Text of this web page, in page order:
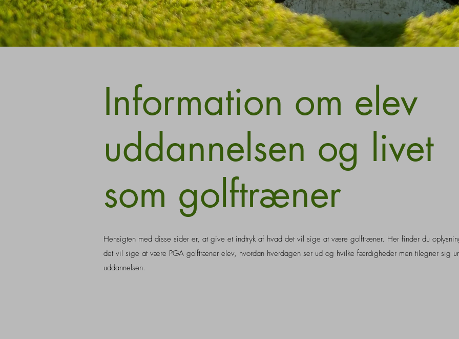
Information om elev
uddannelsen og livet
som golftræner
Hensigten med disse sider er, at give et indtryk af hvad det vil sige at være golftræner. Her finder du
det vil sige at være PGA golftræner elev, hvordan hverdagen ser ud og hvilke færdigheder men tilegner sig
uddannelsen.